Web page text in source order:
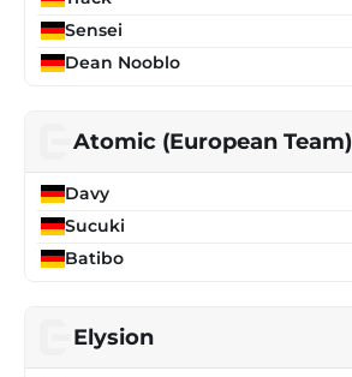
Sensei
Dean Nooblo
Atomic (European Team)
Davy
Sucuki
Batibo
Elysion